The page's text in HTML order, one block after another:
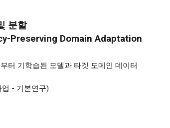
분할
Preserving Domain Adaptation
터 기학습된 모델과 타겟 도메인 데이터
업 - 기본연구)